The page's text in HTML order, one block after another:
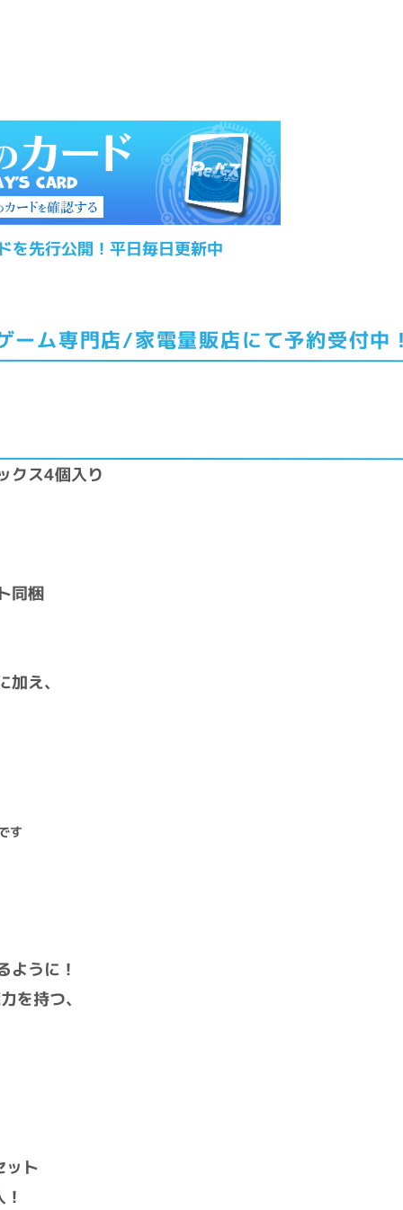
を先行公開！平日毎日更新中
ム専門店/家電量販店にて予約受付中！
クス4個入り
同梱
え、
す
うに！
を持つ、
ット